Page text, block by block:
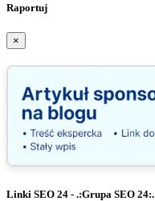
Raportuj
×
Linki SEO 24 - .:Grupa SEO 24:.